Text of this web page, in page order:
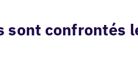
sont confrontés